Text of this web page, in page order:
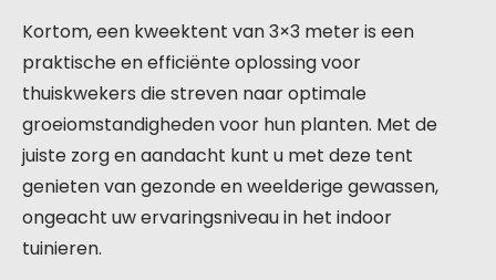
Kortom, een kweektent van 3×3 meter is een
praktische en efficiënte oplossing voor
thuiskwekers die streven naar optimale
groeiomstandigheden voor hun planten. Met de
juiste zorg en aandacht kunt u met deze tent
genieten van gezonde en weelderige gewassen,
ongeacht uw ervaringsniveau in het indoor
tuinieren.